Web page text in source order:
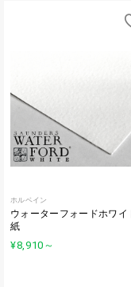
ホルベイン
ウォーターフォードホワイ
紙
¥8,910 ～